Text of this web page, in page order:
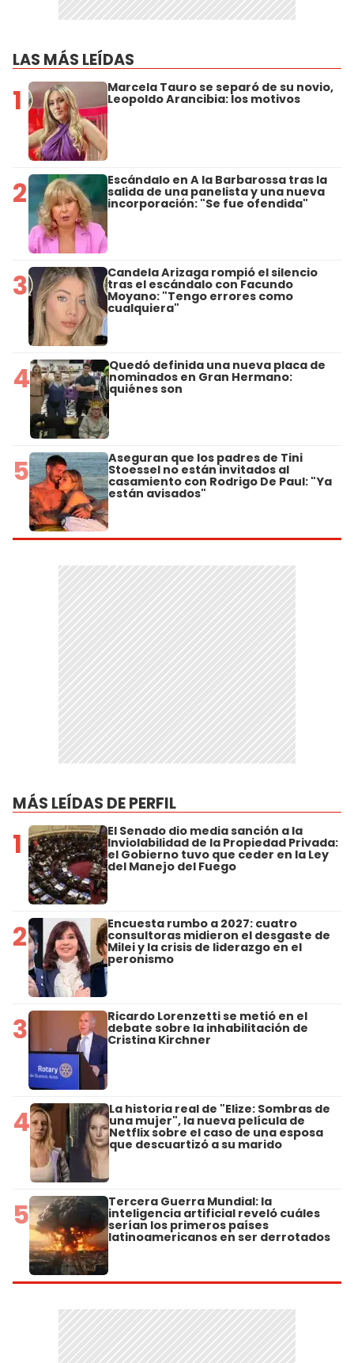
LAS MÁS LEÍDAS
1 Marcela Tauro se separó de su novio,
Leopoldo Arancibia: los motivos
2 Escándalo en A la Barbarossa tras la
salida de una panelista y una nueva
incorporación: "Se fue ofendida"
3 Candela Arizaga rompió el silencio
tras el escándalo con Facundo
Moyano: "Tengo errores como
cualquiera"
4 Quedó definida una nueva placa de
nominados en Gran Hermano:
quiénes son
5 Aseguran que los padres de Tini
Stoessel no están invitados al
casamiento con Rodrigo De Paul: "Ya
están avisados"
MÁS LEÍDAS DE PERFIL
1 El Senado dio media sanción a la
Inviolabilidad de la Propiedad Privada:
el Gobierno tuvo que ceder en la Ley
del Manejo del Fuego
2 Encuesta rumbo a 2027: cuatro
consultoras midieron el desgaste de
Milei y la crisis de liderazgo en el
peronismo
3 Ricardo Lorenzetti se metió en el
debate sobre la inhabilitación de
Cristina Kirchner
4 La historia real de "Elize: Sombras de
una mujer", la nueva película de
Netflix sobre el caso de una esposa
que descuartizó a su marido
5 Tercera Guerra Mundial: la
inteligencia artificial reveló cuáles
serían los primeros países
latinoamericanos en ser derrotados